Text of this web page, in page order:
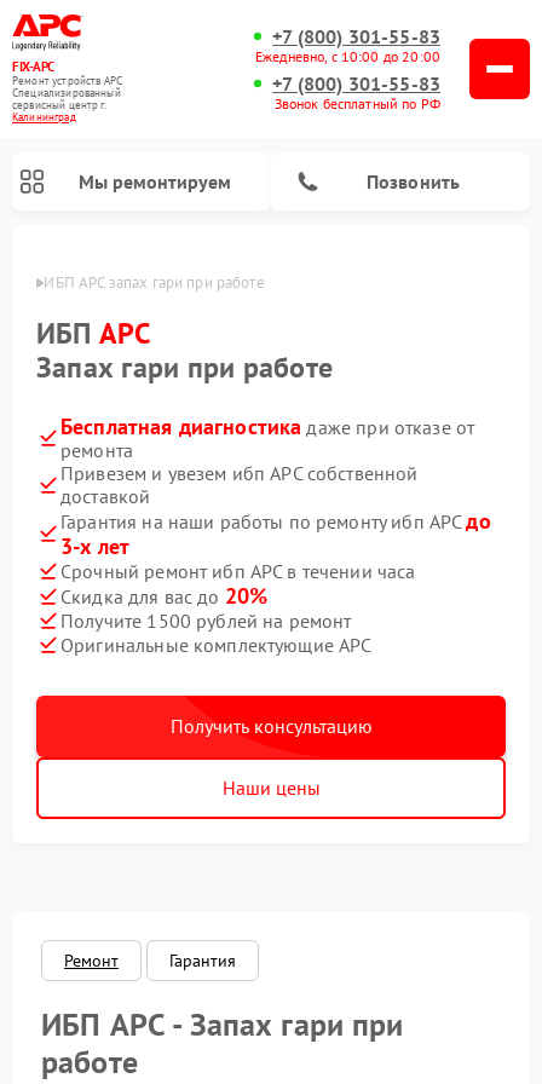
FIX-APC
Ремонт устройств APC
Специализированный
cервисный центр г.
Калининград
+7 (800) 301-55-83
Ежедневно, с 10:00 до 20:00
+7 (800) 301-55-83
Звонок бесплатный по РФ
Мы ремонтируем Позвонить
ИБП APC запах гари при работе
ИБП APC
Запах гари при работе
Бесплатная диагностика даже при отказе от
ремонта
Привезем и увезем ибп APC собственной
доставкой
Гарантия на наши работы по ремонту ибп APCдо
3-х лет
Срочный ремонт ибп APC в течении часа
Скидка для вас до 20%
Получите 1500 рублей на ремонт
Оригинальные комплектующие APC
Получить консультацию
Наши цены
Ремонт Гарантия
ИБП APC - Запах гари при
работе